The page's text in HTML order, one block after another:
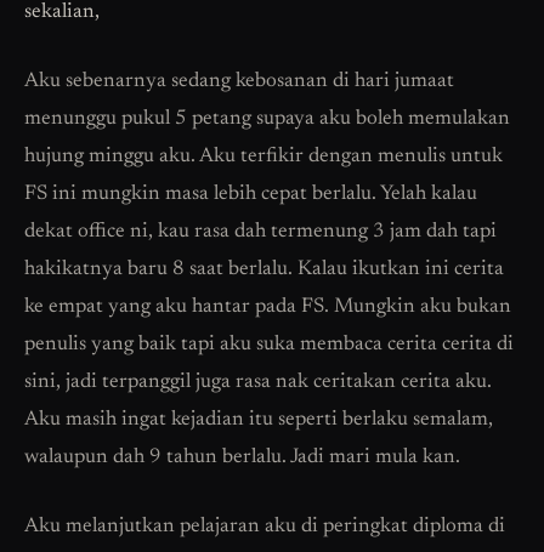
sekalian,
Aku sebenarnya sedang kebosanan di hari jumaat
menunggu pukul 5 petang supaya aku boleh memulakan
hujung minggu aku. Aku terfikir dengan menulis untuk
FS ini mungkin masa lebih cepat berlalu. Yelah kalau
dekat office ni, kau rasa dah termenung 3 jam dah tapi
hakikatnya baru 8 saat berlalu. Kalau ikutkan ini cerita
ke empat yang aku hantar pada FS. Mungkin aku bukan
penulis yang baik tapi aku suka membaca cerita cerita di
sini, jadi terpanggil juga rasa nak ceritakan cerita aku.
Aku masih ingat kejadian itu seperti berlaku semalam,
walaupun dah 9 tahun berlalu. Jadi mari mula kan.
Aku melanjutkan pelajaran aku di peringkat diploma di